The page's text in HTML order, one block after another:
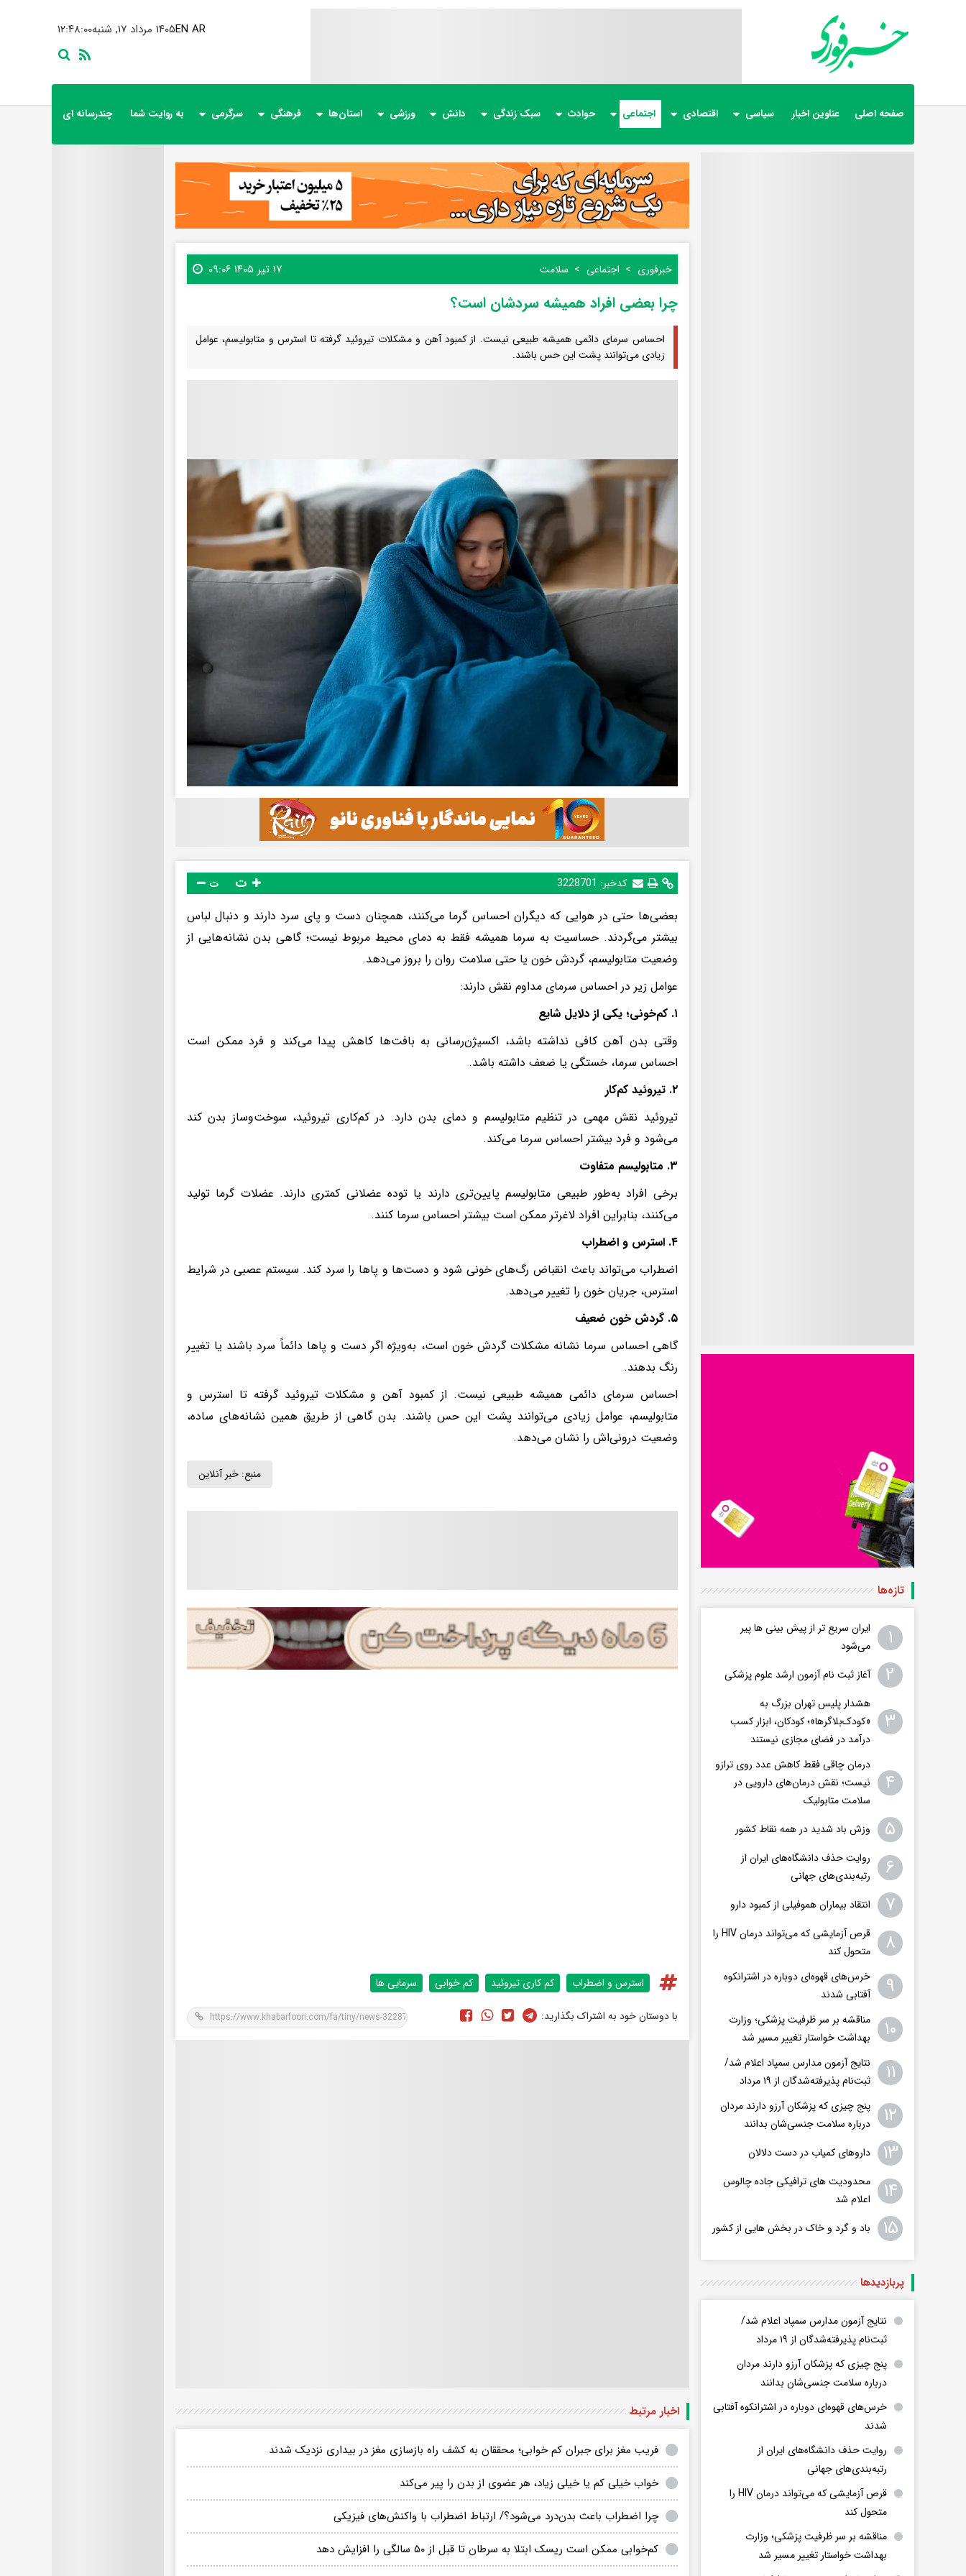
۱۲:۴۸:۰۱ ۱۴۰۵ مرداد ۱۷, شنبهEN AR
صفحه اصلی عناوین اخبار سیاسی اقتصادی اجتماعی حوادث سبک زندگی دانش ورزشی استان‌ها فرهنگی سرگرمی به روایت شما چندرسانه ای
خبرفوری اجتماعی سلامت ۱۷ تیر ۱۴۰۵ ۰۹:۰۶
چرا بعضی افراد همیشه سردشان است؟
احساس سرمای دائمی همیشه طبیعی نیست. از کمبود آهن و مشکلات تیروئید گرفته تا استرس و متابولیسم، عوامل
زیادی می‌توانند پشت این حس باشند.
کدخبر: 3228701 ت
بعضی‌ها حتی در هوایی که دیگران احساس گرما می‌کنند، همچنان دست و پای سرد دارند و دنبال لباس
بیشتر می‌گردند. حساسیت به سرما همیشه فقط به دمای محیط مربوط نیست؛ گاهی بدن نشانه‌هایی از
وضعیت متابولیسم، گردش خون یا حتی سلامت روان را بروز می‌دهد.
عوامل زیر در احساس سرمای مداوم نقش دارند:
۱. کم‌خونی؛ یکی از دلایل شایع
وقتی بدن آهن کافی نداشته باشد، اکسیژن‌رسانی به بافت‌ها کاهش پیدا می‌کند و فرد ممکن است
احساس سرما، خستگی یا ضعف داشته باشد.
۲. تیروئید کم‌کار
تیروئید نقش مهمی در تنظیم متابولیسم و دمای بدن دارد. در کم‌کاری تیروئید، سوخت‌وساز بدن کند
می‌شود و فرد بیشتر احساس سرما می‌کند.
۳. متابولیسم متفاوت
برخی افراد به‌طور طبیعی متابولیسم پایین‌تری دارند یا توده عضلانی کمتری دارند. عضلات گرما تولید
می‌کنند، بنابراین افراد لاغرتر ممکن است بیشتر احساس سرما کنند.
۴. استرس و اضطراب
اضطراب می‌تواند باعث انقباض رگ‌های خونی شود و دست‌ها و پاها را سرد کند. سیستم عصبی در شرایط
استرس، جریان خون را تغییر می‌دهد.
۵. گردش خون ضعیف
گاهی احساس سرما نشانه مشکلات گردش خون است، به‌ویژه اگر دست و پاها دائماً سرد باشند یا تغییر
رنگ بدهند.
احساس سرمای دائمی همیشه طبیعی نیست. از کمبود آهن و مشکلات تیروئید گرفته تا استرس و
متابولیسم، عوامل زیادی می‌توانند پشت این حس باشند. بدن گاهی از طریق همین نشانه‌های ساده،
وضعیت درونی‌اش را نشان می‌دهد.
منبع: خبر آنلاین
استرس و اضطراب کم کاری تیروئید کم خوابی سرمایی ها
با دوستان خود به اشتراک بگذارید:
اخبار مرتبط
فریب مغز برای جبران کم‌ خوابی؛ محققان به کشف راه بازسازی مغز در بیداری نزدیک شدند
خواب خیلی کم یا خیلی زیاد، هر عضوی از بدن را پیر می‌کند
چرا اضطراب باعث بدن‌درد می‌شود؟/ ارتباط اضطراب با واکنش‌های فیزیکی
کم‌خوابی ممکن است ریسک ابتلا به سرطان تا قبل از ۵۰ سالگی را افزایش دهد
تازه‌ها
۱
ایران سریع تر از پیش بینی ها پیر
می‌شود
۲ آغاز ثبت نام آزمون ارشد علوم پزشکی
۳
هشدار پلیس تهران بزرگ به
«کودک‌بلاگرها»؛ کودکان، ابزار کسب
درآمد در فضای مجازی نیستند
۴
درمان چاقی فقط کاهش عدد روی ترازو
نیست؛ نقش درمان‌های دارویی در
سلامت متابولیک
۵ وزش باد شدید در همه نقاط کشور
۶
روایت حذف دانشگاه‌های ایران از
رتبه‌بندی‌های جهانی
۷ انتقاد بیماران هموفیلی از کمبود دارو
۸
قرص آزمایشی که می‌تواند درمان HIV را
متحول کند
۹
خرس‌های قهوه‌ای دوباره در اشترانکوه
آفتابی شدند
۱۰
مناقشه بر سر ظرفیت پزشکی؛ وزارت
بهداشت خواستار تغییر مسیر شد
۱۱
نتایج آزمون مدارس سمپاد اعلام شد/
ثبت‌نام پذیرفته‌شدگان از ۱۹ مرداد
۱۲
پنج چیزی که پزشکان آرزو دارند مردان
درباره سلامت جنسی‌شان بدانند
۱۳ داروهای کمیاب در دست دلالان
۱۴
محدودیت های ترافیکی جاده چالوس
اعلام شد
۱۵ باد و گرد و خاک در بخش هایی از کشور
پربازدید‌ها
نتایج آزمون مدارس سمپاد اعلام شد/
ثبت‌نام پذیرفته‌شدگان از ۱۹ مرداد
پنج چیزی که پزشکان آرزو دارند مردان
درباره سلامت جنسی‌شان بدانند
خرس‌های قهوه‌ای دوباره در اشترانکوه آفتابی
شدند
روایت حذف دانشگاه‌های ایران از
رتبه‌بندی‌های جهانی
قرص آزمایشی که می‌تواند درمان HIV را
متحول کند
مناقشه بر سر ظرفیت پزشکی؛ وزارت
بهداشت خواستار تغییر مسیر شد